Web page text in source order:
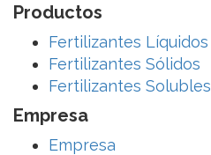
Productos
Fertilizantes Líquidos
Fertilizantes Sólidos
Fertilizantes Solubles
Empresa
Empresa